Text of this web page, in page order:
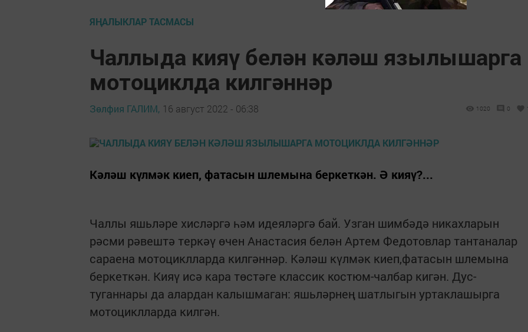
ЯҢАЛЫКЛАР ТАСМАСЫ
Чаллыда кияү белән кәләш язылышарга
мотоциклда килгәннәр
Зөлфия ГАЛИМ, 16 август 2022 - 06:38 1020 0
Кәләш күлмәк киеп, фатасын шлемына беркеткән. Ә кияү?...
Чаллы яшьләре хисләргә һәм идеяләргә бай. Узган шимбәдә никахларын
рәсми рәвештә теркәү өчен Анастасия белән Артем Федотовлар тантаналар
сараена мотоциклларда килгәннәр. Кәләш күлмәк киеп,фатасын шлемына
беркеткән. Кияү исә кара төстәге классик костюм-чалбар кигән. Дус-
туганнары да алардан калышмаган: яшьләрнең шатлыгын уртаклашырга
мотоциклларда килгән.